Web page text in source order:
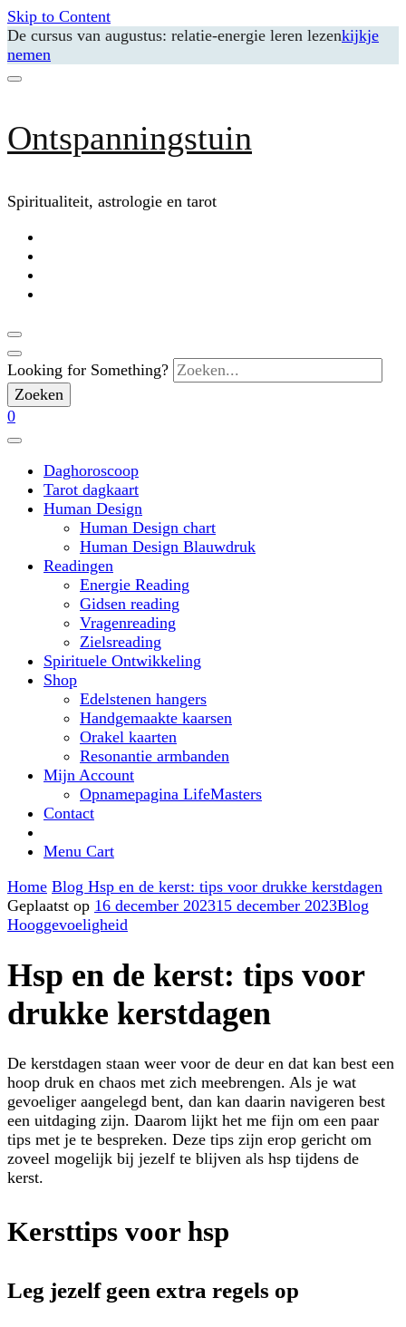
Skip to Content
De cursus van augustus: relatie-energie leren lezenkijkje
nemen
Ontspanningstuin
Spiritualiteit, astrologie en tarot
Looking for Something?
0
Daghoroscoop
Tarot dagkaart
Human Design
Human Design chart
Human Design Blauwdruk
Readingen
Energie Reading
Gidsen reading
Vragenreading
Zielsreading
Spirituele Ontwikkeling
Shop
Edelstenen hangers
Handgemaakte kaarsen
Orakel kaarten
Resonantie armbanden
Mijn Account
Opnamepagina LifeMasters
Contact
Menu Cart
Home Blog Hsp en de kerst: tips voor drukke kerstdagen
Geplaatst op 16 december 202315 december 2023Blog
Hooggevoeligheid
Hsp en de kerst: tips voor
drukke kerstdagen
De kerstdagen staan weer voor de deur en dat kan best een
hoop druk en chaos met zich meebrengen. Als je wat
gevoeliger aangelegd bent, dan kan daarin navigeren best
een uitdaging zijn. Daarom lijkt het me fijn om een paar
tips met je te bespreken. Deze tips zijn erop gericht om
zoveel mogelijk bij jezelf te blijven als hsp tijdens de
kerst.
Kersttips voor hsp
Leg jezelf geen extra regels op